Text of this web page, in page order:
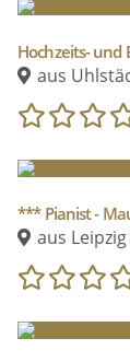
Hochzeits- und
aus
*** Pianist -
aus Leipzig